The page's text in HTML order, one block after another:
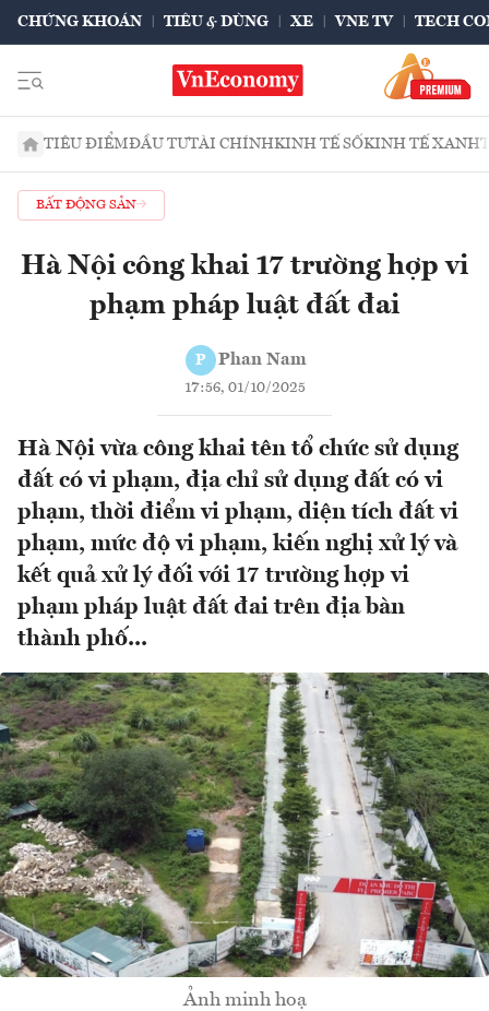
CHỨNG KHOÁN TIÊU & DÙNG XE VNE TV TECH
TIÊU ĐIỂMĐẦU TƯTÀI CHÍNHKINH TẾ SỐKINH TẾ XANH
BẤT ĐỘNG SẢN
Hà Nội công khai 17 trường hợp vi
phạm pháp luật đất đai
P Phan Nam
17:56, 01/10/2025
Hà Nội vừa công khai tên tổ chức sử dụng
đất có vi phạm, địa chỉ sử dụng đất có vi
phạm, thời điểm vi phạm, diện tích đất vi
phạm, mức độ vi phạm, kiến nghị xử lý và
kết quả xử lý đối với 17 trường hợp vi
phạm pháp luật đất đai trên địa bàn
thành phố...
Ảnh minh hoạ